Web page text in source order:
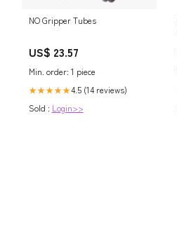
NO Gripper Tubes
US$ 23.57
Min. order: 1 piece
★★★★★4.5 (14 reviews)
Sold : Login>>